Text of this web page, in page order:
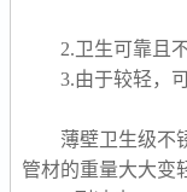
2.卫生可靠且不
3.由于较轻，可
薄壁卫生级不锈
管材的重量大大变